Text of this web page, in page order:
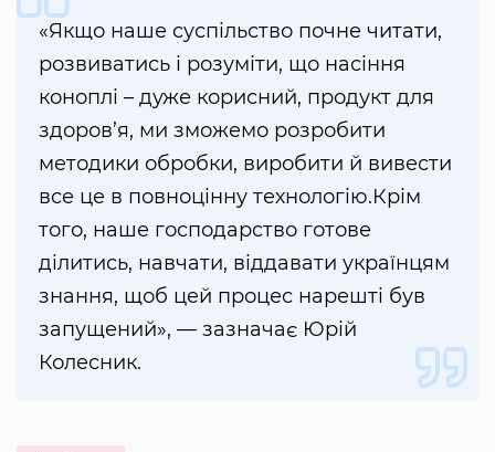
«Якщо наше суспільство почне читати,
розвиватись і розуміти, що насіння
коноплі – дуже корисний, продукт для
здоров’я, ми зможемо розробити
методики обробки, виробити й вивести
все це в повноцінну технологію.Крім
того, наше господарство готове
ділитись, навчати, віддавати українцям
знання, щоб цей процес нарешті був
запущений», — зазначає Юрій
Колесник.